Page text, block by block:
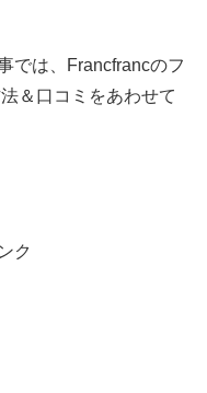
では、Francfrancのフ
＆口コミをあわせて
ク